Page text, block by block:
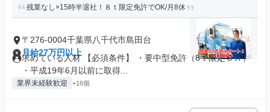
残業なし×15時半退社！８ｔ限定免許でOK/月8休
〒276-0004千葉県八千代市島田台
月給27万円以上
求めている人材 【必須条件】 ・要中型免許（8ｔ限定ＯＫ）
・平成19年6月以前に取得...
業界未経験歓迎 +16個